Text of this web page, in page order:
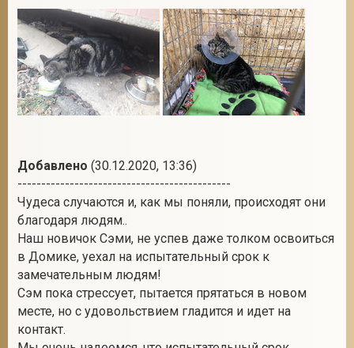
Добавлено (30.12.2020, 13:36)
---------------------------------------------
Чудеса случаются и, как мы поняли, происходят они
благодаря людям..
Наш новичок Сэми, не успев даже толком освоиться
в Домике, уехал на испытательный срок к
замечательным людям!
Сэм пока стрессует, пытается прятаться в новом
месте, но с удовольствием гладится и идет на
контакт.